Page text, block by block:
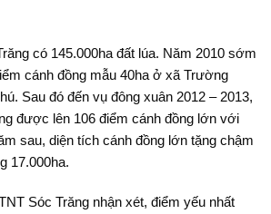
có 145.000ha đất lúa. Năm 2010 sớm
cánh đồng mẫu 40ha ở xã Trường
Sau đó đến vụ đông xuân 2012 – 2013,
được lên 106 điểm cánh đồng lớn với
sau, diện tích cánh đồng lớn tặng chậm
17.000ha.
Sóc Trăng nhận xét, điểm yếu nhất